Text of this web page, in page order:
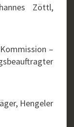
Zöttl,
–
Hengeler